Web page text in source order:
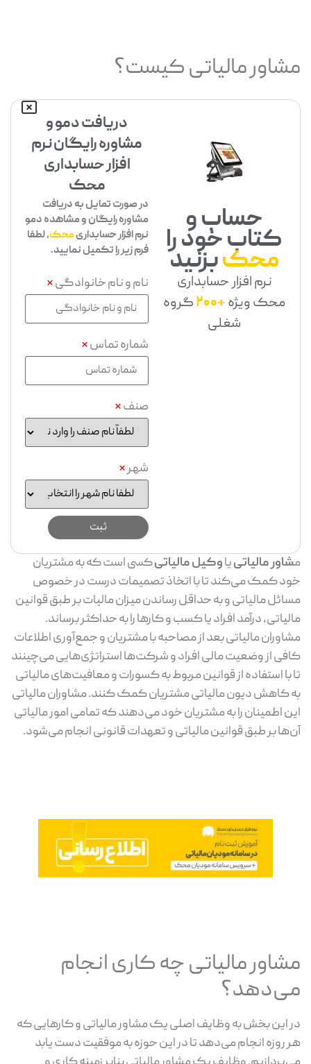
مشاور مالیاتی کیست؟
حساب و
کتاب خود را
محکبزنید
نرم افزار حسابداری
محک ویژه+200
گروه
شغلی
دریافت دمو و
مشاوره رایگان نرم
افزار حسابداری
محک
در صورت تمایل به دریافت
مشاوره رایگان و مشاهده دمو
نرم افزار حسابداریمحک، لطفا
فرم زیر را تکمیل نمایید.
نام و نام خانوادگی*
شماره تماس*
صنف*
شهر*
مشاور مالیاتییاوکیل مالیاتیکسی است که به مشتریان
خود کمک می‌کند تا با اتخاذ تصمیمات درست در خصوص
مسائل مالیاتی و به حداقل رساندن میزان مالیات بر طبق قوانین
مالیاتی، درآمد افراد یا کسب و کارها را به حداکثر برساند.
مشاوران مالیاتی بعد از مصاحبه با مشتریان و جمع‌آوری اطلاعات
کافی از وضعیت مالی افراد و شرکت‌ها استراتژی‌هایی می‌چینند
تا با استفاده از قوانین مربوط به کسورات و معافیت‌های مالیاتی
به کاهش دیون مالیاتی مشتریان کمک کنند. مشاوران مالیاتی
این اطمینان را به مشتریان خود می‌دهند که تمامی امور مالیاتی
آن‌ها بر طبق قوانین مالیاتی و تعهدات قانونی انجام می‌شود.
مشاور مالیاتی چه کاری انجام
می‌دهد؟
در این بخش به وظایف اصلی یک مشاور مالیاتی و کارهایی که
هر روزه انجام می‌دهد تا در این حوزه به موفقیت دست یابد